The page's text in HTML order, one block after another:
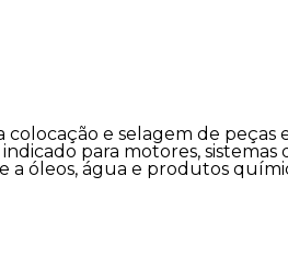
e selagem de
para motores,
a óleos, água e produtos